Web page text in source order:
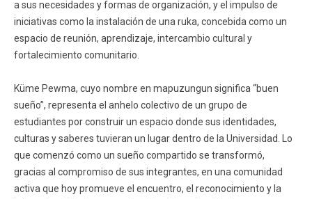
a sus necesidades y formas de organización, y el impulso de
iniciativas como la instalación de una ruka, concebida como un
espacio de reunión, aprendizaje, intercambio cultural y
fortalecimiento comunitario.
Küme Pewma, cuyo nombre en mapuzungun significa “buen
sueño”, representa el anhelo colectivo de un grupo de
estudiantes por construir un espacio donde sus identidades,
culturas y saberes tuvieran un lugar dentro de la Universidad. Lo
que comenzó como un sueño compartido se transformó,
gracias al compromiso de sus integrantes, en una comunidad
activa que hoy promueve el encuentro, el reconocimiento y la